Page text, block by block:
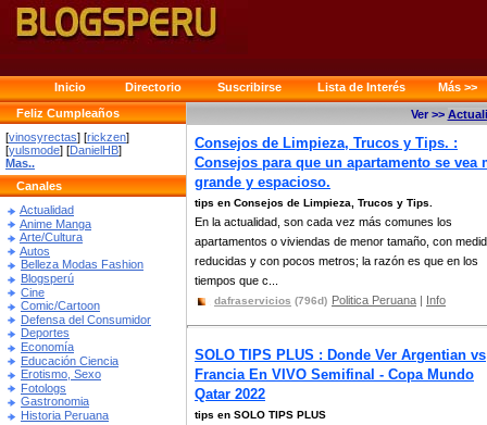
Inicio Directorio Suscribirse Lista de Interés
Más >>
Feliz Cumpleaños
[vinosyrectas] [rickzen]
[yulsmode] [DanielHB]
Mas..
Canales
Actualidad
Anime Manga
Arte/Cultura
Autos
Belleza Modas Fashion
Blogsperú
Cine
Comic/Cartoon
Defensa del Consumidor
Deportes
Economía
Educación Ciencia
Erotismo, Sexo
Fotologs
Gastronomia
Historia Peruana
Ver >>
Consejos de Limpieza, Trucos y Tips. :
Consejos para que un apartamento se vea
grande y espacioso.
tips en Consejos de Limpieza, Trucos y Tips.
En la actualidad, son cada vez más comunes los
apartamentos o viviendas de menor tamaño, con
reducidas y con pocos metros; la razón es que en los
tiempos que c...
dafraservicios (796d) Politica Peruana | Info
SOLO TIPS PLUS : Donde Ver Argentian vs
Francia En VIVO Semifinal - Copa Mundo
Qatar 2022
tips en SOLO TIPS PLUS